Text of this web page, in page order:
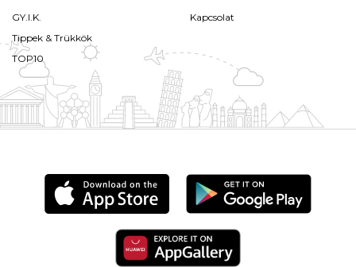
GY.I.K.
Tippek & Trükkök
TOP10
Kapcsolat